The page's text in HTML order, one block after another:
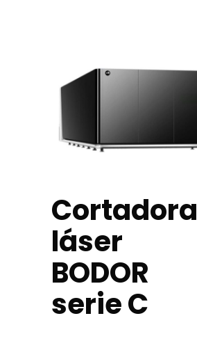
Cortadora
láser
BODOR
serie C